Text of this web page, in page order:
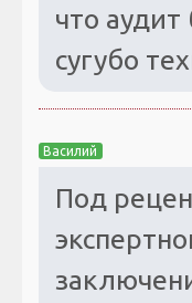
что
сугубо
Василий
Под